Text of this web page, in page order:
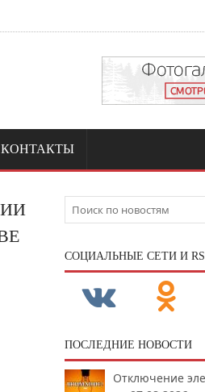
КОНТАКТЫ
CОЦИАЛЬНЫЕ СЕТИ И
ПОСЛЕДНИЕ НОВОСТИ
Отключение